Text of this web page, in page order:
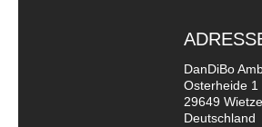
DanDiBo
Osterheide 1
29649
Deutschland